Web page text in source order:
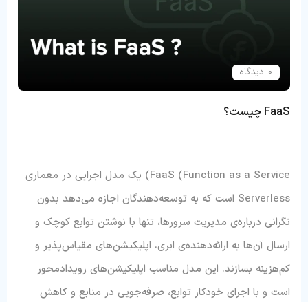
0 دیدگاه
FaaS چیست؟
FaaS (Function as a Service) یک مدل اجرایی در معماری
Serverless است که به توسعه‌دهندگان اجازه می‌دهد بدون
نگرانی درباره‌ی مدیریت سرورها، تنها با نوشتن توابع کوچک و
ارسال آن‌ها به ارائه‌دهنده‌ی ابری، اپلیکیشن‌های مقیاس‌پذیر و
کم‌هزینه بسازند. این مدل مناسب اپلیکیشن‌های رویدادمحور
است و با اجرای خودکار توابع، صرفه‌جویی در منابع و کاهش